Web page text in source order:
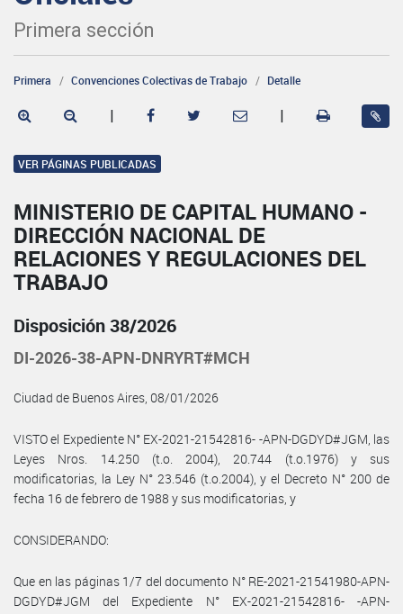
Primera sección
Primera Convenciones Colectivas de Trabajo Detalle
| |
VER PÁGINAS PUBLICADAS
MINISTERIO DE CAPITAL HUMANO -
DIRECCIÓN NACIONAL DE
RELACIONES Y REGULACIONES DEL
TRABAJO
Disposición 38/2026
DI-2026-38-APN-DNRYRT#MCH
Ciudad de Buenos Aires, 08/01/2026
VISTO el Expediente N° EX-2021-21542816- -APN-DGDYD#JGM, las
Leyes Nros. 14.250 (t.o. 2004), 20.744 (t.o.1976) y sus
modificatorias, la Ley N° 23.546 (t.o.2004), y el Decreto N° 200 de
fecha 16 de febrero de 1988 y sus modificatorias, y
CONSIDERANDO:
Que en las páginas 1/7 del documento N° RE-2021-21541980-APN-
DGDYD#JGM del Expediente N° EX-2021-21542816- -APN-